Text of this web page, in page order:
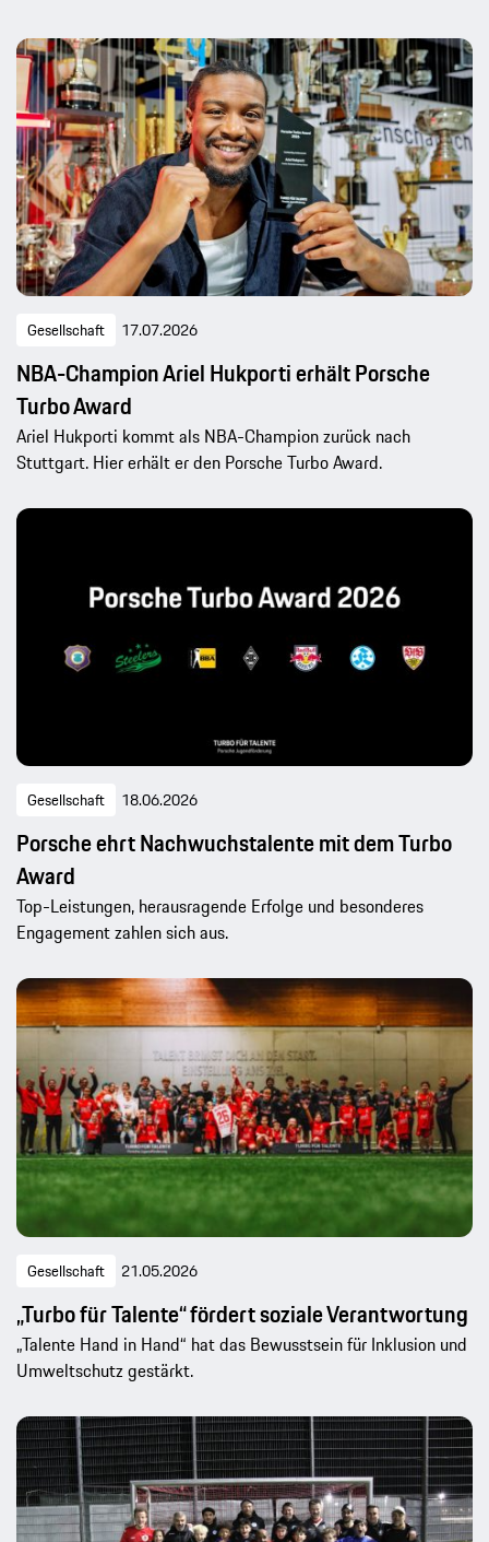
Gesellschaft 17.07.2026
NBA-Champion Ariel Hukporti erhält Porsche
Turbo Award
Ariel Hukporti kommt als NBA-Champion zurück nach
Stuttgart. Hier erhält er den Porsche Turbo Award.
Gesellschaft 18.06.2026
Porsche ehrt Nachwuchstalente mit dem Turbo
Award
Top-Leistungen, herausragende Erfolge und besonderes
Engagement zahlen sich aus.
Gesellschaft 21.05.2026
„Turbo für Talente“ fördert soziale Verantwortung
„Talente Hand in Hand“ hat das Bewusstsein für Inklusion und
Umweltschutz gestärkt.